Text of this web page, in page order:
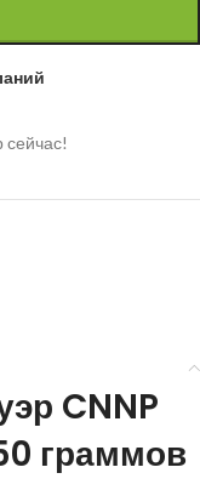
сейчас!
CNNP
граммов